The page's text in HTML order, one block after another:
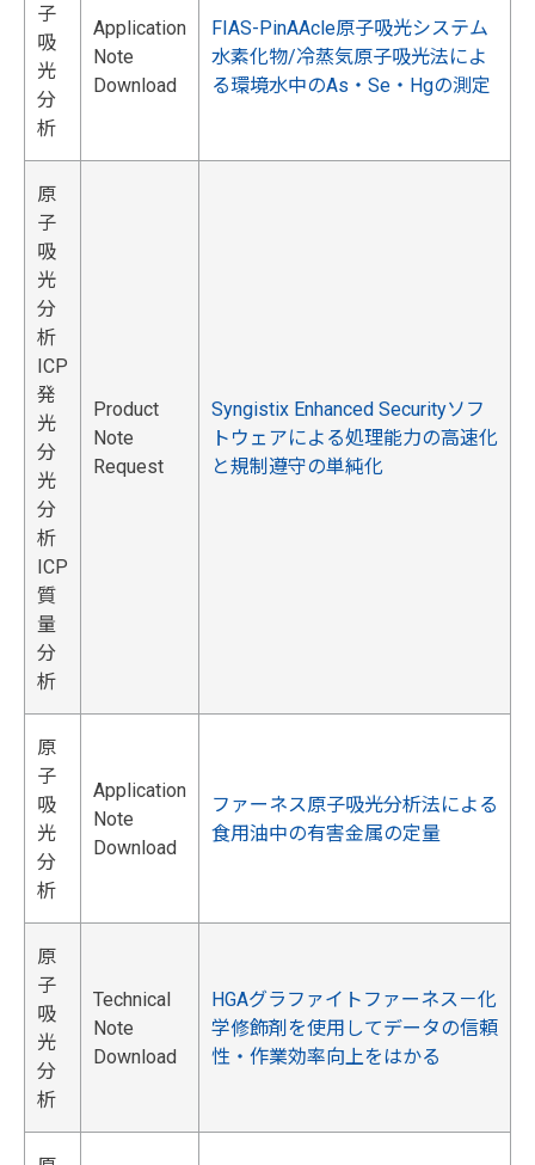
子
吸
光
分
析
Application
Note
Download
FIAS-PinAAcle原子吸光システム
水素化物/冷蒸気原子吸光法によ
る環境水中のAs・Se・Hgの測定
原
子
吸
光
分
析
ICP
発
光
分
光
分
析
ICP
質
量
分
析
Product
Note
Request
Syngistix Enhanced Securityソフ
トウェアによる処理能力の高速化
と規制遵守の単純化
原
子
吸
光
分
析
Application
Note
Download
ファーネス原子吸光分析法による
食用油中の有害金属の定量
原
子
吸
光
分
析
Technical
Note
Download
HGAグラファイトファーネス－化
学修飾剤を使用してデータの信頼
性・作業効率向上をはかる